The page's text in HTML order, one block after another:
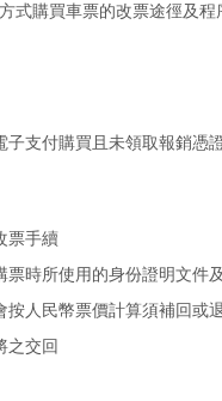
式購買車票的改票途徑及
子支付購買且未領取報銷憑
票手續
票時所使用的身份證明文件
按人民幣票價計算須補回或
之交回